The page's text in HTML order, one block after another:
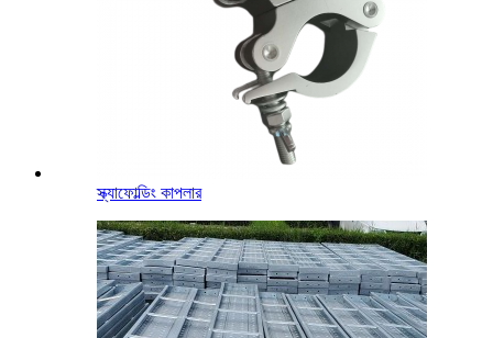
স্ক্যাফোল্ডিং কাপলার